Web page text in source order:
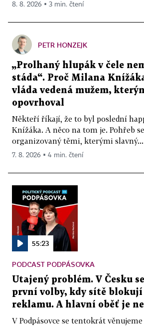
8. 8. 2026 ▪ 3 min. čtení
PETR HONZEJK
„Prolhaný hlupák v čele
stáda“. Proč Milana
vláda vedená mužem,
opovrhoval
Někteří říkají, že to byl poslední
Knížáka. A něco na tom je. Pohřeb
organizovaný těmi, kterými slavný...
7. 8. 2026 ▪ 4 min. čtení
55:23
PODCAST PODPÁSOVKA
Utajený problém. V Česku
první volby, kdy sítě
reklamu. A hlavní oběť je
V Podpásovce se tentokrát